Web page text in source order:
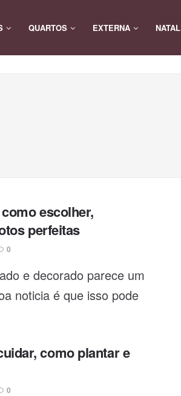
QUARTOS EXTERNA NATAL
escolher,
perfeitas
0
e decorado parece um
noticia é que isso pode
como plantar e
0